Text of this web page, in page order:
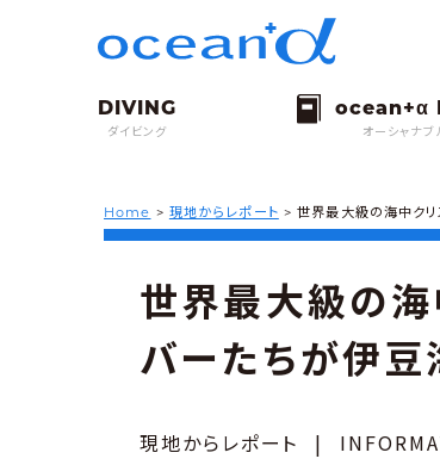
ダイビング オーシャナブ
Home > 現地からレポート >世界最大級の海中ク
世界最大級の
バーたちが伊
現地からレポート |